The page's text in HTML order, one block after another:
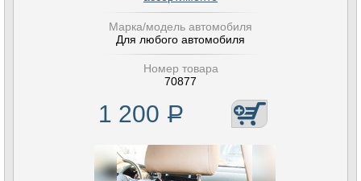
Марка/модель автомобиля
Для любого автомобиля
Номер товара
70877
1 200 Р